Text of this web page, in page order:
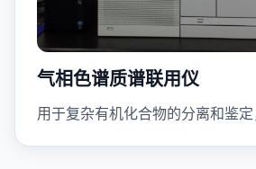
气相色谱质谱联用仪
用于复杂有机化合物的分离和鉴